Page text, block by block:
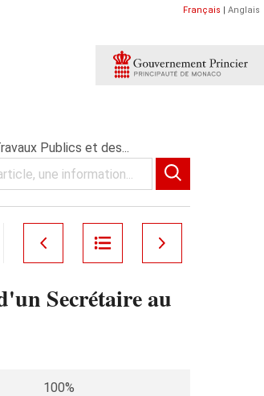
Français | Anglais
Publics et des...
Secrétaire au
100%